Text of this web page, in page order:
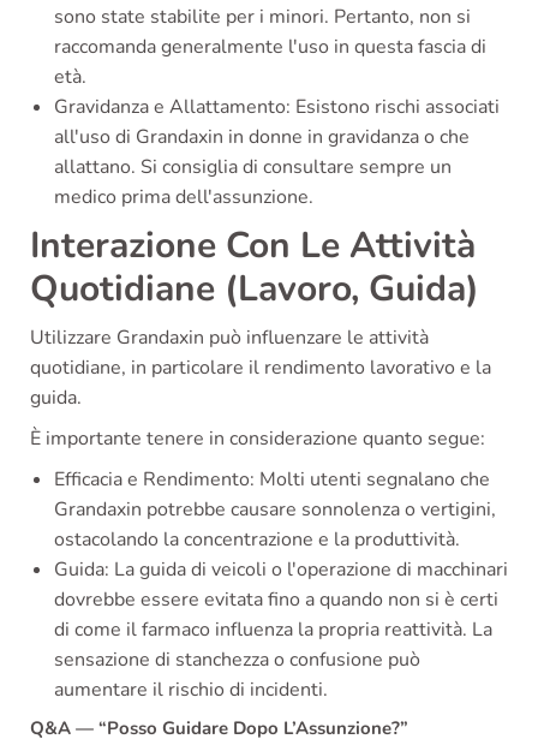
sono state stabilite per i minori. Pertanto, non si
raccomanda generalmente l'uso in questa fascia di
età.
Gravidanza e Allattamento: Esistono rischi associati
all'uso di Grandaxin in donne in gravidanza o che
allattano. Si consiglia di consultare sempre un
medico prima dell'assunzione.
Interazione Con Le Attività
Quotidiane (Lavoro, Guida)
Utilizzare Grandaxin può influenzare le attività
quotidiane, in particolare il rendimento lavorativo e la
guida.
È importante tenere in considerazione quanto segue:
Efficacia e Rendimento: Molti utenti segnalano che
Grandaxin potrebbe causare sonnolenza o vertigini,
ostacolando la concentrazione e la produttività.
Guida: La guida di veicoli o l'operazione di macchinari
dovrebbe essere evitata fino a quando non si è certi
di come il farmaco influenza la propria reattività. La
sensazione di stanchezza o confusione può
aumentare il rischio di incidenti.
Q&A — “Posso Guidare Dopo L’Assunzione?”